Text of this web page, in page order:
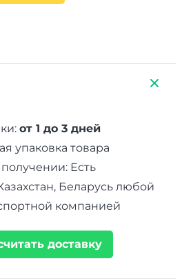
от 1 до 3 дней
упаковка товара
Есть
Беларусь любой
компанией
доставку